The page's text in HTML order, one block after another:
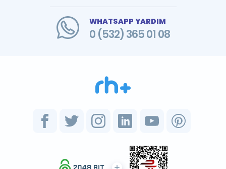
WHATSAPP YARDIM
0 (532) 365 01 08